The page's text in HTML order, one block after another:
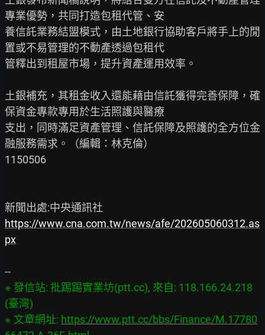
專業優勢，共同打造包租代管、安
養信託業務結盟模式，由土地銀行協助客戶將手上的閒
置或不易管理的不動產透過包租代
管釋出到租屋市場，提升資產運用效率。
土銀補充，其租金收入還能藉由信託獲得完善保障，確
保資金專款專用於生活照護與醫療
支出，同時滿足資產管理、信託保障及照護的全方位金
融服務需求。（編輯：林克倫）
1150506
https://www.cna.com.tw/news/afe/202605060312.as
px
※ 發信站: 批踢踢實業坊(ptt.cc), 來自: 118.166.24.218
(臺灣)
※ 文章網址: https://www.ptt.cc/bbs/Finance/M.17780